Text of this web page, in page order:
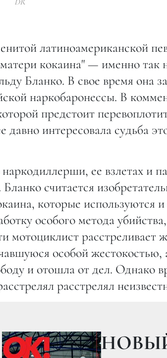
латиноамериканской
кокаина" — именно так
Бланко. В свое время она
наркобаронессы. В
предстоит
давно интересовала судьба
ее взлетах и
считается
которые используются и
особого метода
расстреливает
особой жестокостью,
и отошла от дел. Однако
расстрелял